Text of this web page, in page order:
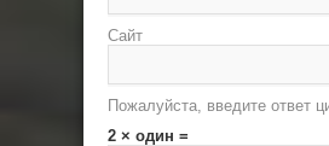
Сайт
Пожалуйста, введите ответ
2 × один =